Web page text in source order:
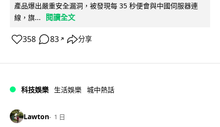
產品爆出嚴重安全漏洞，被發現每 35 秒便會與中國伺服器連
線，旗...
閱讀全文
358 83 ↗ 分享
科技娛樂 生活娛樂 城中熱話
Lawton 1 日